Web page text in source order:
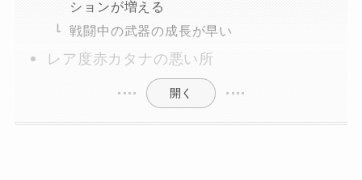
ションが増える
戦闘中の武器の成長が早い
レア度赤カタナの悪い所
開く